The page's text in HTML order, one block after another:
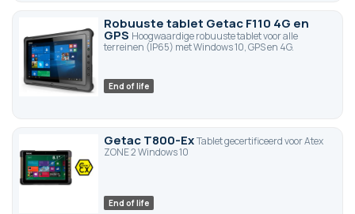
Robuuste tablet Getac F110 4G en
GPS Hoogwaardige robuuste tablet voor alle
terreinen (IP65) met Windows 10, GPS en 4G.
End of life
Getac T800-ExTablet gecertificeerd voor Atex
ZONE 2 Windows 10
End of life